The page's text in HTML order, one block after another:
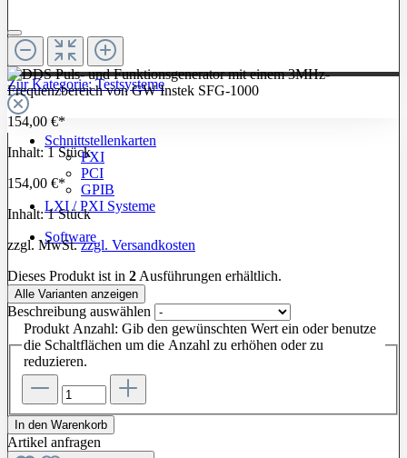
Zur Kategorie: Testsysteme
Schnittstellenkarten
PXI
PCI
GPIB
LXI / PXI Systeme
Software
154,00 €*
Inhalt:1 Stück
154,00 €*
Inhalt:1 Stück
zzgl. MwSt.zzgl. Versandkosten
Dieses Produkt ist in 2 Ausführungen erhältlich.
Alle Varianten anzeigen
Beschreibung auswählen
Produkt Anzahl: Gib den gewünschten Wert ein oder benutze
die Schaltflächen um die Anzahl zu erhöhen oder zu
reduzieren.
In den Warenkorb
Artikel anfragen